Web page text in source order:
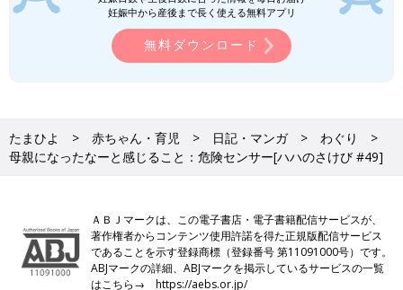
妊娠中から産後まで長く使える無料アプリ
無料ダウンロード
たまひよ 赤ちゃん・育児 日記・マンガ
わぐり
母親になったなーと感じること：危険センサー[ハハのさけび #49]
ＡＢＪマークは、この電子書店・電子書籍配信サービスが、
著作権者からコンテンツ使用許諾を得た正規版配信サービス
であることを示す登録商標（登録番号 第11091000号）です。
ABJマークの詳細、ABJマークを掲示しているサービスの一覧
はこちら→https://aebs.or.jp/